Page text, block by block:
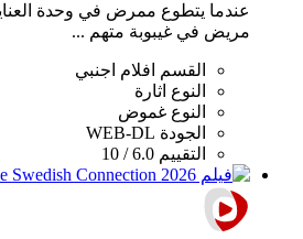
عندما يتطوع ممرض في وحدة
مريض في غيبوبة متهم ...
القسم
افلام اجنبي
النوع اثارة
النوع غموض
الجودة WEB-DL
التقييم 6.0 / 10